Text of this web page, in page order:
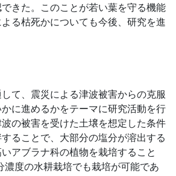
きた。このことが若い葉を守る機能
る枯死かについても今後、研究を進
て、震災による津波被害からの克服
に進めるかをテーマに研究活動を行
の被害を受けた土壌を想定した条件
ることで、大部分の塩分が溶出する
アブラナ科の植物を栽培すること
濃度の水耕栽培でも栽培が可能であ